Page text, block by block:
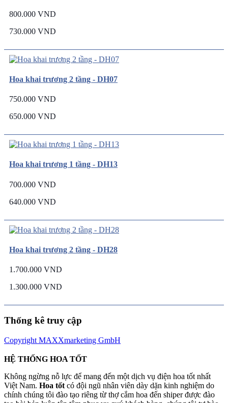
800.000 VND
730.000 VND
Hoa khai trương 2 tầng - DH07
750.000 VND
650.000 VND
Hoa khai trương 1 tầng - DH13
700.000 VND
640.000 VND
Hoa khai trương 2 tầng - DH28
1.700.000 VND
1.300.000 VND
Thống kê truy cập
Copyright MAXXmarketing GmbH
HỆ THỐNG HOA TỐT
Không ngừng nỗ lực để mang đến một dịch vụ điện hoa tốt nhất
Việt Nam. Hoa tốt có đội ngũ nhân viên dày dặn kinh nghiệm do
chính chúng tôi đào tạo riêng từ thợ cắm hoa đến shiper được đào